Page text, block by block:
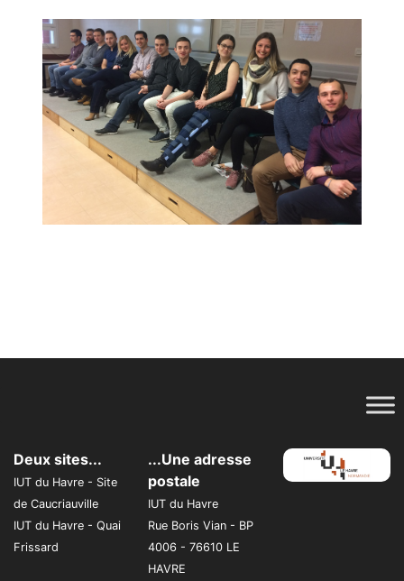
Deux sites...
IUT du Havre - Site
de Caucriauville
IUT du Havre - Quai
Frissard
...Une adresse
postale
IUT du Havre
Rue Boris Vian - BP
4006 - 76610 LE
HAVRE